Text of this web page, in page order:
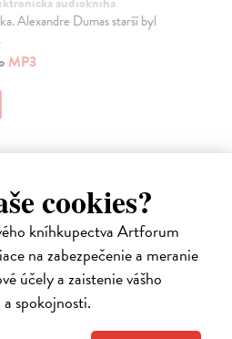
cookies?
kníhkupectva Artforum
na zabezpečenie a meranie
účely a zaistenie vášho
spokojnosti.
Alexandre Dumas starší byl
MP3
beletria –
audioknihy